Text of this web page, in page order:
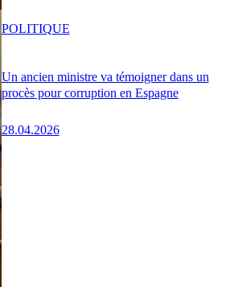
Un ancien ministre va témoigner dans un
procès pour corruption en Espagne
28.04.2026
POLITIQUE